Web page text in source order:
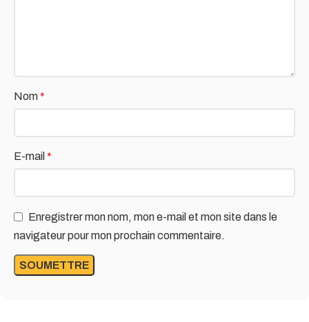
Nom*
E-mail *
Enregistrer mon nom, mon e-mail et mon site dans le
navigateur pour mon prochain commentaire.